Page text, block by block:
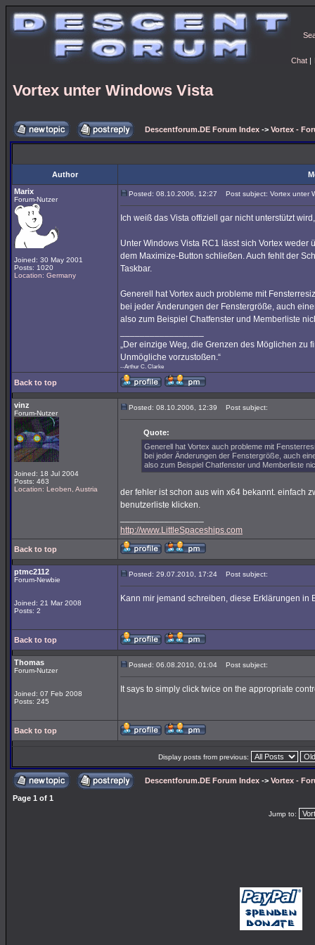
Chat |
Vortex unter Windows Vista
Descentforum.DE Forum Index -> Vortex -
Author
Marix
Forum-Nutzer
Joined: 30 May 2001
Posts: 1020
Location: Germany
Posted: 08.10.2006, 12:27 Post subject: Vortex unter
Ich weiß das Vista offiziell gar nicht unterstützt
Unter Windows Vista RC1 lässt sich Vortex
dem Maximize-Button schließen. Auch fehlt der
Taskbar.
Generell hat Vortex auch probleme mit
bei jeder Änderungen der Fenstergröße, auch
also zum Beispiel Chatfenster und Memberliste
„Der einzige Weg, die Grenzen des Möglichen
Unmögliche vorzustoßen.“
--Arthur C. Clarke
Back to top
vinz
Forum-Nutzer
Joined: 18 Jul 2004
Posts: 463
Location: Leoben, Austria
Posted: 08.10.2006, 12:39 Post subject:
Quote:
Generell hat Vortex auch probleme mit
bei jeder Änderungen der Fenstergröße, auch
also zum Beispiel Chatfenster und Memberliste
der fehler ist schon aus win x64 bekannt. einfach
benutzerliste klicken.
http://www.LittleSpaceships.com
Back to top
ptmc2112
Forum-Newbie
Joined: 21 Mar 2008
Posts: 2
Posted: 29.07.2010, 17:24 Post subject:
Kann mir jemand schreiben, diese Erklärungen in
Back to top
Thomas
Forum-Nutzer
Joined: 07 Feb 2008
Posts: 245
Posted: 06.08.2010, 01:04 Post subject:
It says to simply click twice on the appropriate
Back to top
Display posts from previous:
Descentforum.DE Forum Index -> Vortex -
Page 1 of 1
Jump to: